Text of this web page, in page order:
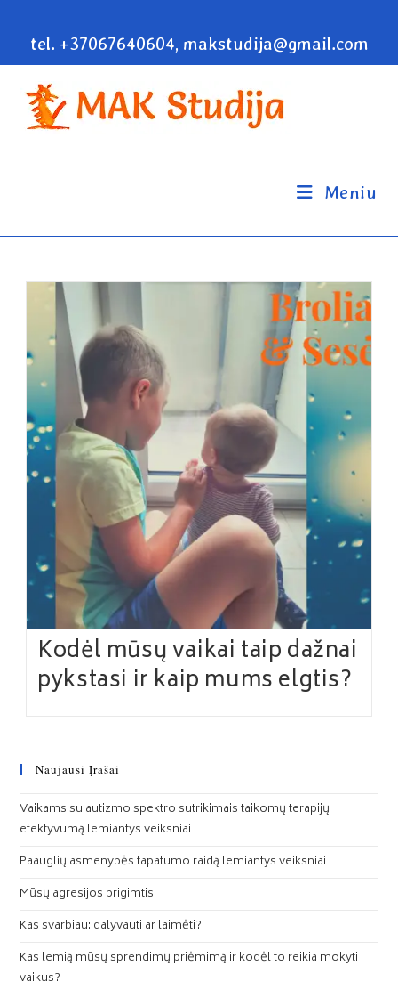
tel. +37067640604, makstudija@gmail.com
Meniu
Kodėl mūsų vaikai taip dažnai
pykstasi ir kaip mums elgtis?
Naujausi Įrašai
Vaikams su autizmo spektro sutrikimais taikomų terapijų
efektyvumą lemiantys veiksniai
Paauglių asmenybės tapatumo raidą lemiantys veiksniai
Mūsų agresijos prigimtis
Kas svarbiau: dalyvauti ar laimėti?
Kas lemią mūsų sprendimų priėmimą ir kodėl to reikia mokyti
vaikus?